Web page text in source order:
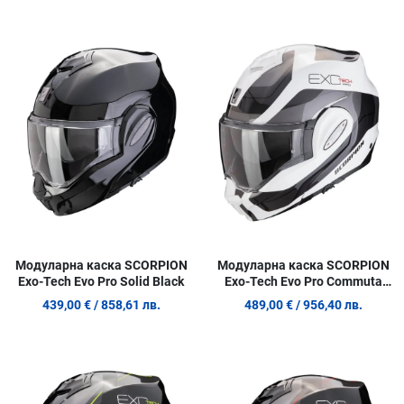
Сравни продукт
Quick View
Модуларна каска SCORPION
Exo-Tech Evo Pro Solid Black
439,00 € / 858,61 лв.
Модуларна каска SCORPION
Exo-Tech Evo Pro Commuta
WH/RD
489,00 € / 956,40 лв.